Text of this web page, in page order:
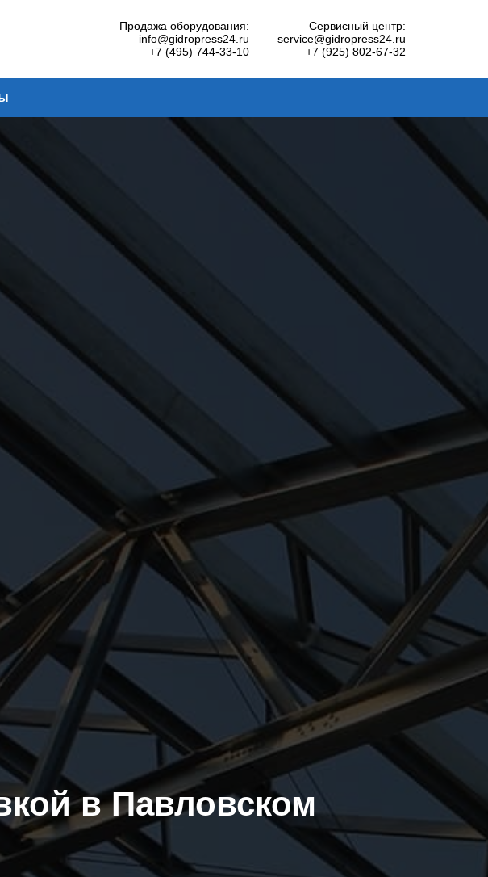
Продажа оборудования:
info@gidropress24.ru
+7 (495) 744-33-10
Сервисный центр:
service@gidropress24.ru
+7 (925) 802-67-32
в Павловском